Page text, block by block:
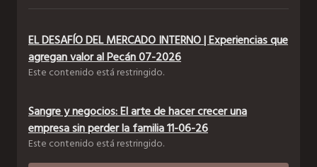
EL DESAFÍO DEL MERCADO INTERNO | Experiencias que
agregan valor al Pecán 07-2026
Este contenido está restringido.
Sangre y negocios: El arte de hacer crecer una
empresa sin perder la familia 11-06-26
Este contenido está restringido.